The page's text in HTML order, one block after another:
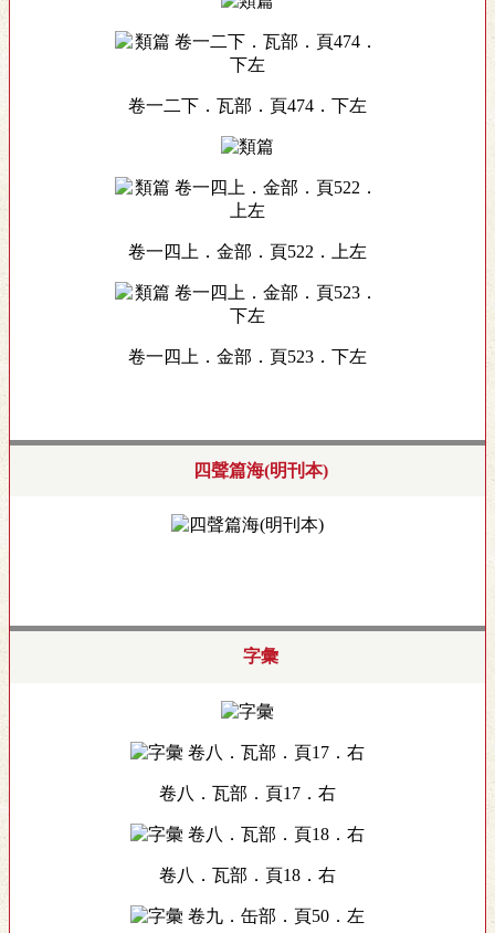
卷一二下．瓦部．頁474．下左
卷一四上．金部．頁522．上左
卷一四上．金部．頁523．下左
四聲篇海(明刊本)
字彙
卷八．瓦部．頁17．右
卷八．瓦部．頁18．右